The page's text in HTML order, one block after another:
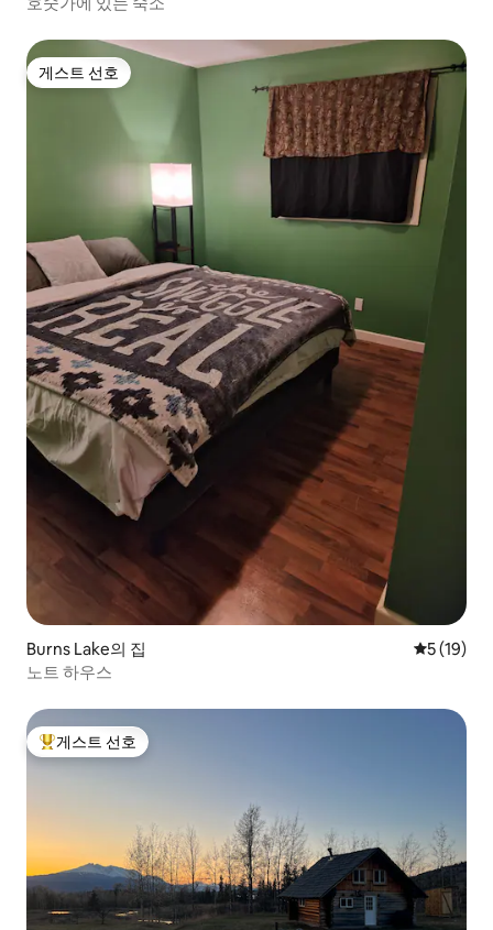
게스트 선호
게스트 선호
Burns Lake의 집 평점 5점
5 (19)
노트 하우스
상위 게스트 선호
게스트 선호